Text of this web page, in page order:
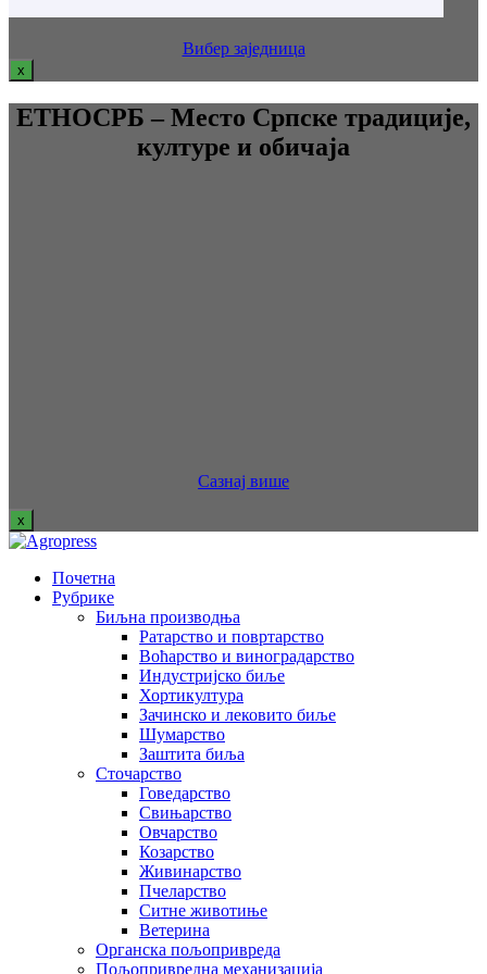
Вибер заједница
x
ЕТНОСРБ – Место Српске традиције,
културе и обичаја
Сазнај више
x
Почетна
Рубрике
Биљна производња
Ратарство и повртарство
Воћарство и виноградарство
Индустријско биље
Хортикултура
Зачинско и лековито биље
Шумарство
Заштита биља
Сточарство
Говедарство
Свињарство
Овчарство
Козарство
Живинарство
Пчеларство
Ситне животиње
Ветерина
Органска пољопривреда
Пољопривредна механизација